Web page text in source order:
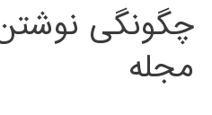
چگونگی
مجله